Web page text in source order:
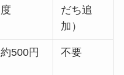
度
だち追
加）
約500円 不要